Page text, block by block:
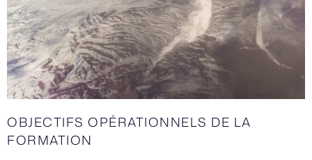
OBJECTIFS OPÉRATIONNELS DE LA
FORMATION